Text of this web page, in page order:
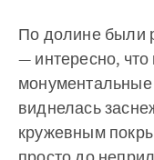
По долине были
— интересно, что
виднелась
кружевным